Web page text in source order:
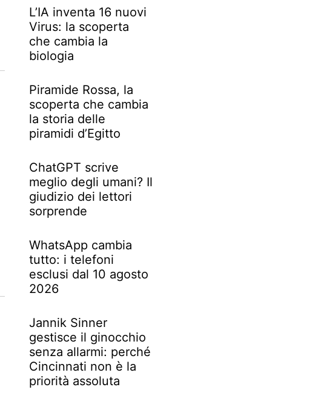
L’IA inventa 16 nuovi
Virus: la scoperta
che cambia la
biologia
Piramide Rossa, la
scoperta che cambia
la storia delle
piramidi d’Egitto
ChatGPT scrive
meglio degli umani? Il
giudizio dei lettori
sorprende
WhatsApp cambia
tutto: i telefoni
esclusi dal 10 agosto
2026
Jannik Sinner
gestisce il ginocchio
senza allarmi: perché
Cincinnati non è la
priorità assoluta